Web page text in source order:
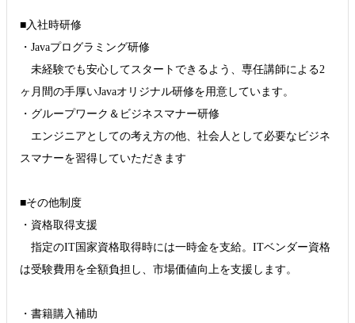
■入社時研修
・Javaプログラミング研修
未経験でも安心してスタートできるよう、専任講師による2
ヶ月間の手厚いJavaオリジナル研修を用意しています。
・グループワーク＆ビジネスマナー研修
エンジニアとしての考え方の他、社会人として必要なビジネ
スマナーを習得していただきます
■その他制度
・資格取得支援
指定のIT国家資格取得時には一時金を支給。ITベンダー資格
は受験費用を全額負担し、市場価値向上を支援します。
・書籍購入補助